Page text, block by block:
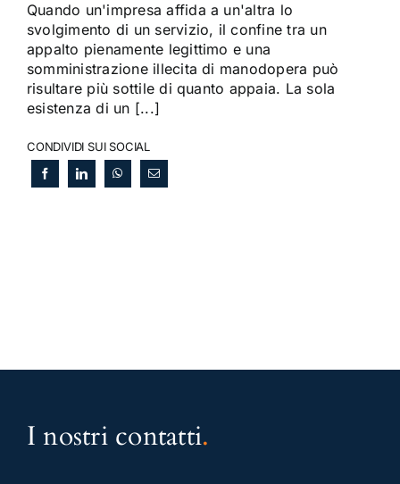
Quando un'impresa affida a un'altra lo
svolgimento di un servizio, il confine tra un
appalto pienamente legittimo e una
somministrazione illecita di manodopera può
risultare più sottile di quanto appaia. La sola
esistenza di un [...]
CONDIVIDI SUI SOCIAL
I nostri contatti.